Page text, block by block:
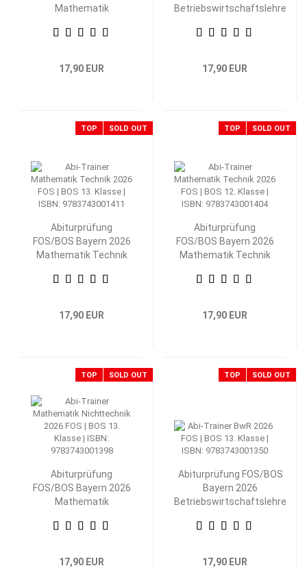
Mathematik
Klasse
17,90 EUR
Betriebswirtschaftslehre
Klasse
17,90 EUR
TOP SOLD OUT
Abiturprüfung
FOS/BOS Bayern 2026
Mathematik Technik
17,90 EUR
TOP SOLD OUT
Abiturprüfung
FOS/BOS Bayern 2026
Mathematik Technik
17,90 EUR
TOP SOLD OUT
Abiturprüfung
FOS/BOS Bayern 2026
Mathematik
Klasse
17,90 EUR
TOP SOLD OUT
Abiturprüfung FOS/BOS
Bayern 2026
Betriebswirtschaftslehre
Klasse
17,90 EUR